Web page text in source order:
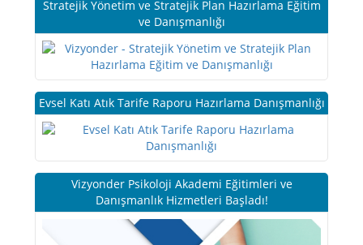
Stratejik Yönetim ve Stratejik Plan Hazırlama Eğitim
ve Danışmanlığı
Evsel Katı Atık Tarife Raporu Hazırlama Danışmanlığı
Vizyonder Psikoloji Akademi Eğitimleri ve
Danışmanlık Hizmetleri Başladı!